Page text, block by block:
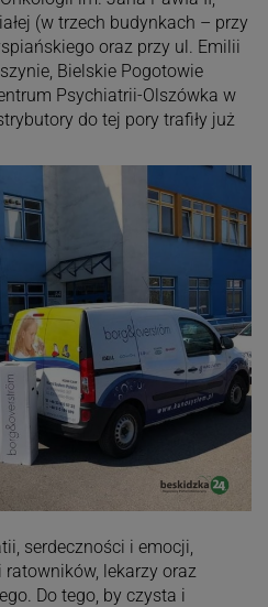
(w trzech budynkach – przy
oraz przy ul. Emilii
Bielskie Pogotowie
Psychiatrii-Olszówka w
do tej pory trafiły już
serdeczności i emocji,
lekarzy oraz
Do tego, by czysta i